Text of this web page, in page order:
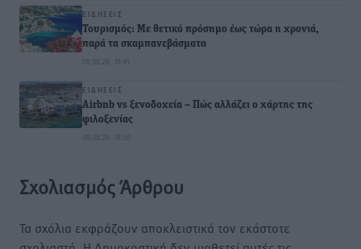
ΕΙΔΉΣΕΙΣ
Τουρισμός: Με θετικό πρόσημο έως τώρα η χρονιά,
παρά τα σκαμπανεβάσματα
08.08.26 · 18:41
ΕΙΔΉΣΕΙΣ
Airbnb vs ξενοδοχεία – Πώς αλλάζει ο χάρτης της
φιλοξενίας
08.08.26 · 18:30
Σχολιασμός Άρθρου
Τα σχόλια εκφράζουν αποκλειστικά τον εκάστοτε